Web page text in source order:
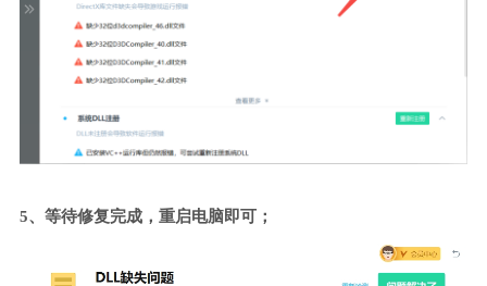
5、等待修复完成，重启电脑即可；